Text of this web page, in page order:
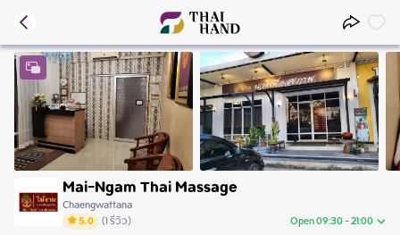
Mai-Ngam Thai Massage
Chaengwattana
5.0 (1รีวิว) Open 09:30 - 21:00